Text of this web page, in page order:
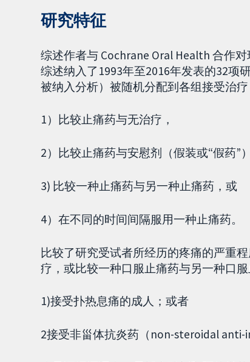
研究特征
综述作者与 Cochrane Oral Health 合作
综述纳入了1993年至2016年发表的32项
被纳入分析）被随机分配到各组接受治疗
1）比较止痛药与无治疗，
2）比较止痛药与安慰剂（假装或“假药”
3) 比较一种止痛药与另一种止痛药，或
4）在不同的时间间隔服用一种止痛药。
比较了研究受试者所经历的疼痛的严重
疗，或比较一种口服止痛药与另一种口
1)接受扑热息痛的成人；或者
2接受非甾体抗炎药（non-steroidal anti-